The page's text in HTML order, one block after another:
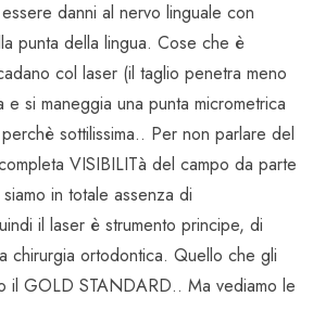
danni al nervo linguale con
punta della lingua. Cose che è
col laser (il taglio penetra meno
e si maneggia una punta micrometrica
sottilissima.. Per non parlare del
VISIBILITà del campo da parte
in totale assenza di
il laser è strumento principe, di
chirurgia ortodontica. Quello che gli
il GOLD STANDARD.. Ma vediamo le